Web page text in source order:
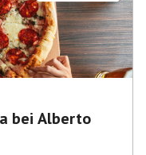
bei Alberto